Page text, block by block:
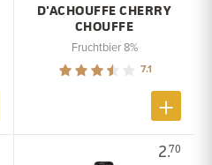
D'ACHOUFFE CHERRY
CHOUFFE
Fruchtbier 8%
7.1
2.70